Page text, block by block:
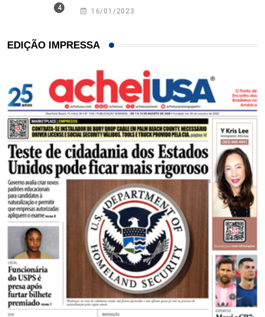
16/01/2023
EDIÇÃO IMPRESSA